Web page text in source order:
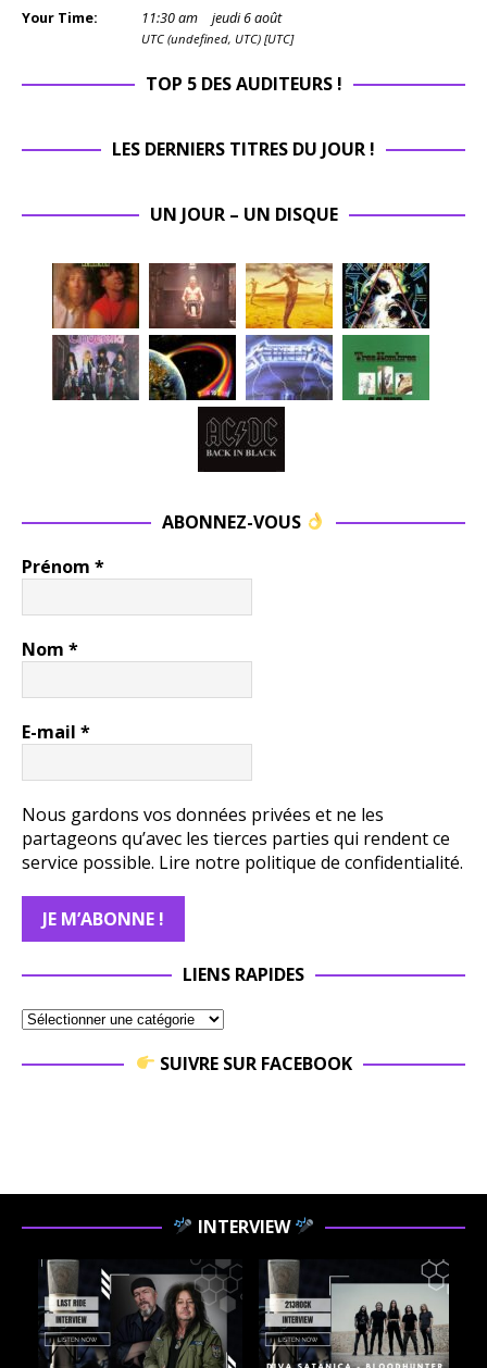
Your Time: 11:30am jeudi 6 août
UTC (undefined, UTC) [UTC]
TOP 5 DES AUDITEURS !
LES DERNIERS TITRES DU JOUR !
UN JOUR – UN DISQUE
ABONNEZ-VOUS
Prénom *
Nom *
E-mail *
Nous gardons vos données privées et ne les
partageons qu’avec les tierces parties qui rendent ce
service possible. Lire notre politique de confidentialité.
LIENS RAPIDES
SUIVRE SUR FACEBOOK
INTERVIEW